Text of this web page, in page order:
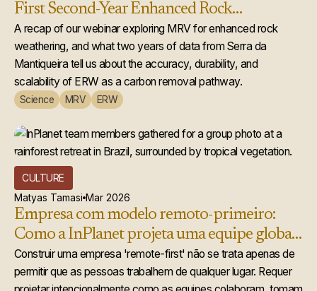
First Second-Year Enhanced Rock
Weathering Credit Issuance
A recap of our webinar exploring MRV for enhanced rock
weathering, and what two years of data from Serra da
Mantiqueira tell us about the accuracy, durability, and
scalability of ERW as a carbon removal pathway.
Science MRV ERW
CULTURE
Matyas Tamasi Mar 2026
Empresa com modelo remoto-primeiro:
Como a InPlanet projeta uma equipe global
que realmente funciona
Construir uma empresa 'remote-first' não se trata apenas de
permitir que as pessoas trabalhem de qualquer lugar. Requer